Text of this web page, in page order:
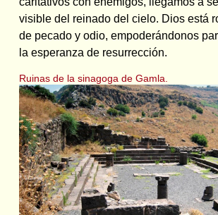
visible del reinado del cielo. Dios está
de pecado y odio, empoderándonos
la esperanza de resurrección.
Ruinas de la sinagoga de Gamla.